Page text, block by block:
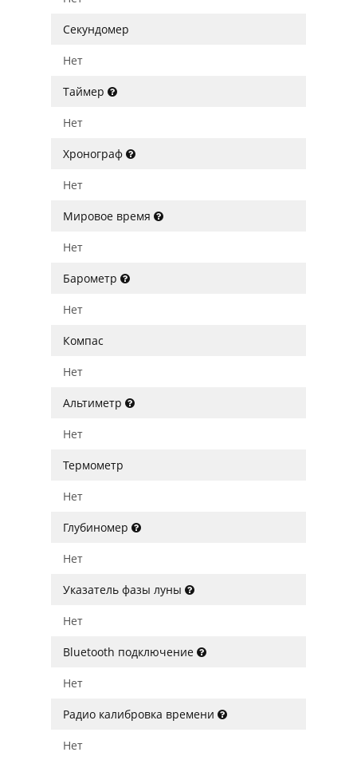
Секундомер
Нет
Таймер
Нет
Хронограф
Нет
Мировое время
Нет
Барометр
Нет
Компас
Нет
Альтиметр
Нет
Термометр
Нет
Глубиномер
Нет
Указатель фазы луны
Нет
Bluetooth подключение
Нет
Радио калибровка времени
Нет